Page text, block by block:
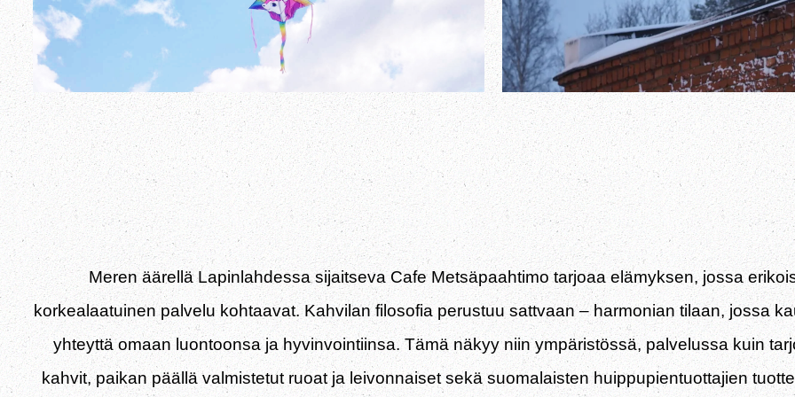
Meren äärellä Lapinlahdessa sijaitseva Cafe Metsäpaahtimo tarjoaa elämyksen, jossa
korkealaatuinen palvelu kohtaavat. Kahvilan filosofia perustuu sattvaan – harmonian tilaan, jossa
yhteyttä omaan luontoonsa ja hyvinvointiinsa. Tämä näkyy niin ympäristössä, palvelussa kuin
kahvit, paikan päällä valmistetut ruoat ja leivonnaiset sekä suomalaisten huippupientuottajien